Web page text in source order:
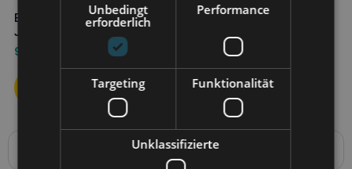
EUROWET Sebolan 200 ml Anti-
Juckreiz-Shampoo
9,90
Produktbeschreibung
Unbedingt
erforderlich
Performance
Targeting Funktionalität
Unklassifizierte